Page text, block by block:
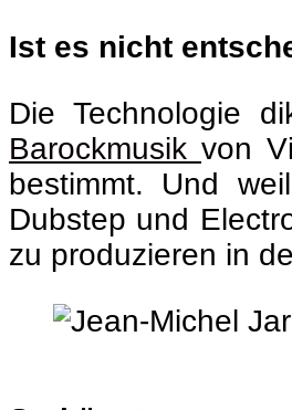
Ist es nicht
Die Technologie
Barockmusik von
bestimmt. Und
Dubstep und
zu produzieren in